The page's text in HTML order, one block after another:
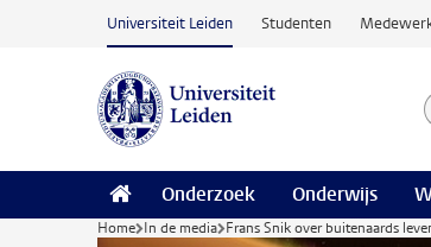
Ga naar hoofdinhoud
Universiteit Leiden Studenten
Onderzoek Onderwijs
Home In de media Frans Snik over buitenaards